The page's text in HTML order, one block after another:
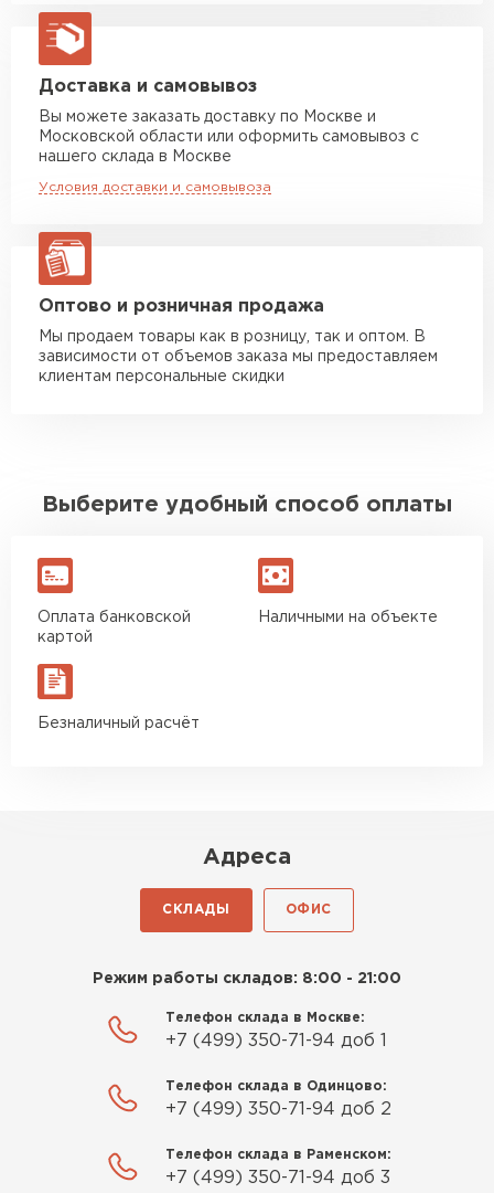
Машина до 20 тн до 80 м3
макс. длина груза 13,5 м
Манипулятор до 5 тн
Манипулятор до 10 тн
макс. длина груза 8 м
макс. длина груза 13,5 м
ЗАКАЗАТЬ С ДОСТАВКОЙ
Доставка и самовывоз
Вы можете заказать доставку по Москве и
Московской области или оформить самовывоз с
нашего склада в Москве
Условия доставки и самовывоза
Оптово и розничная продажа
Мы продаем товары как в розницу, так и оптом. В
зависимости от объемов заказа мы предоставляем
клиентам персональные скидки
Выберите удобный способ оплаты
Оплата банковской
картой
Наличными на объекте
Безналичный расчёт
Адреса
СКЛАДЫ ОФИС
Режим работы складов: 8:00 - 21:00
Телефон склада в Москве:
+7 (499) 350-71-94 доб 1
Телефон склада в Одинцово:
+7 (499) 350-71-94 доб 2
Телефон склада в Раменском:
+7 (499) 350-71-94 доб 3